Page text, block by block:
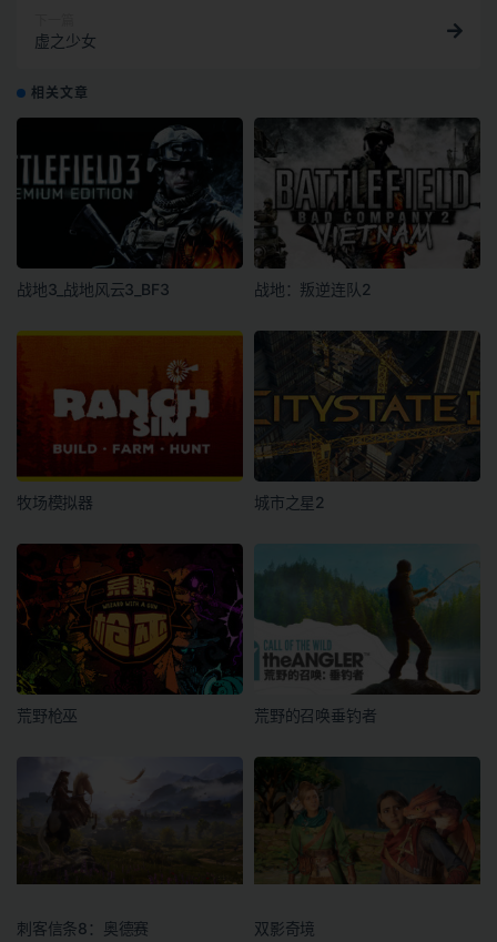
虚之少女
相关文章
战地3_战地风云3_BF3 战地：叛逆连队2
牧场模拟器 城市之星2
荒野枪巫 荒野的召唤垂钓者
刺客信条8：奥德赛 双影奇境